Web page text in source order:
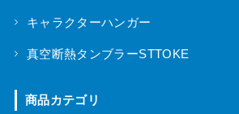
キャラクターハンガー
真空断熱タンブラーSTTOKE
商品カテゴリ